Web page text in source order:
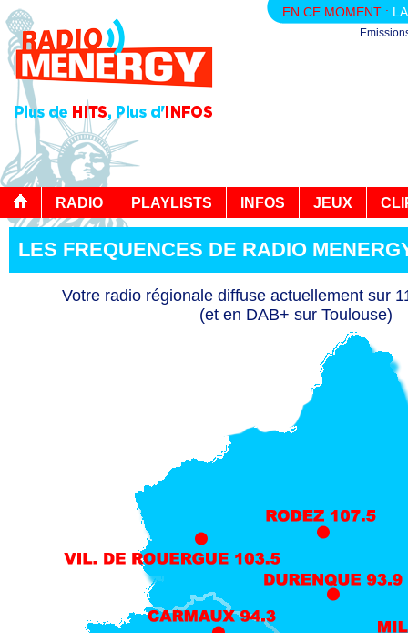
EN CE MOMENT :
RADIO PLAYLISTS INFOS JEUX
LES FREQUENCES DE RADIO
Votre radio régionale diffuse actuellement sur
(et en DAB+ sur Toulouse)